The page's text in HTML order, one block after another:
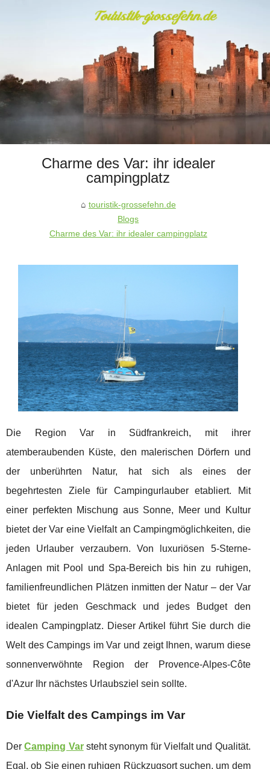
Charme des Var: ihr idealer
campingplatz
touristik-grossefehn.de
Blogs
Charme des Var: ihr idealer campingplatz
Die Region Var in Südfrankreich, mit ihrer
atemberaubenden Küste, den malerischen Dörfern und
der unberührten Natur, hat sich als eines der
begehrtesten Ziele für Campingurlauber etabliert. Mit
einer perfekten Mischung aus Sonne, Meer und Kultur
bietet der Var eine Vielfalt an Campingmöglichkeiten, die
jeden Urlauber verzaubern. Von luxuriösen 5-Sterne-
Anlagen mit Pool und Spa-Bereich bis hin zu ruhigen,
familienfreundlichen Plätzen inmitten der Natur – der Var
bietet für jeden Geschmack und jedes Budget den
idealen Campingplatz. Dieser Artikel führt Sie durch die
Welt des Campings im Var und zeigt Ihnen, warum diese
sonnenverwöhnte Region der Provence-Alpes-Côte
d'Azur Ihr nächstes Urlaubsziel sein sollte.
Die Vielfalt des Campings im Var
DerCamping Varsteht synonym für Vielfalt und Qualität.
Egal, ob Sie einen ruhigen Rückzugsort suchen, um dem